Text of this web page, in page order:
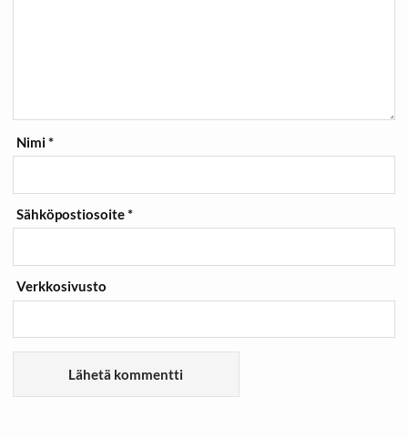
Nimi*
Sähköpostiosoite*
Verkkosivusto